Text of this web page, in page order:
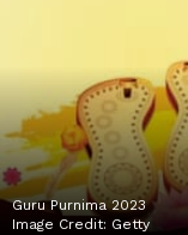
Guru Purnima 2023
Image Credit: Getty